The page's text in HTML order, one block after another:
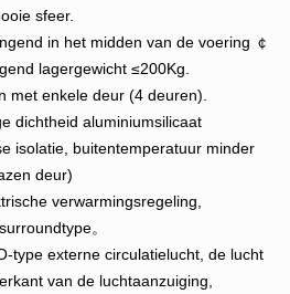
sfeer.
in het midden van de voering ￠
lagergewicht ≤200Kg.
met enkele deur (4 deuren).
dichtheid aluminiumsilicaat
isolatie, buitentemperatuur minder
deur)
verwarmingsregeling,
。
type externe circulatielucht, de lucht
van de luchtaanzuiging,